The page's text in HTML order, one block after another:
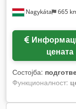
Nagykáta 665
цената
Состојба:
Функционалност: